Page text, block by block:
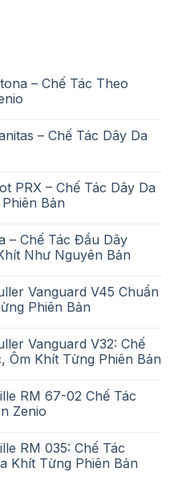
– Chế Tác Theo
– Chế Tác Dây Da
PRX – Chế Tác Dây Da
Bản
– Chế Tác Đầu Dây
Như Nguyên Bản
Vanguard V45 Chuẩn
Phiên Bản
Vanguard V32: Chế
Ôm Khít Từng Phiên Bản
RM 67-02 Chế Tác
Zenio
RM 035: Chế Tác
Khít Từng Phiên Bản